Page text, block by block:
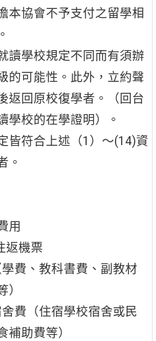
本協會不予支付之留學相
讀學校規定不同而有須辦
的可能性。此外，立約聲
返回原校復學者。（回台
學校的在學證明）。
皆符合上述（1）～(14)資
。
用
返機票
費、教科書費、副教材
）
費（住宿學校宿舍或民
補助費等）